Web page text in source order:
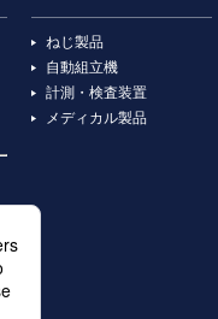
ねじ製品
自動組立機
計測・検査装置
メディカル製品